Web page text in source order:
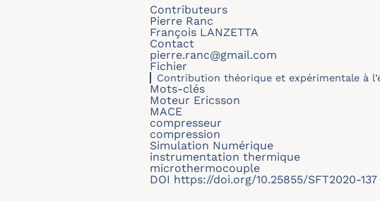
Contributeurs
Pierre Ranc
François LANZETTA
Contact
pierre.ranc@gmail.com
Fichier
Contribution théorique et expérimentale à
Mots-clés
Moteur Ericsson
MACE
compresseur
compression
Simulation Numérique
instrumentation thermique
microthermocouple
DOI https://doi.org/10.25855/SFT2020-137